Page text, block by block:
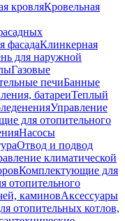
кровляКровельная
фасадаКлинкерная
для наружной
Газовые
печиБанные
батареиТеплый
Управление
для отопительного
Насосы
Отвод и подвод
климатической
Комплектующие для
отопительного
каминовАксессуары
отопительных котлов,